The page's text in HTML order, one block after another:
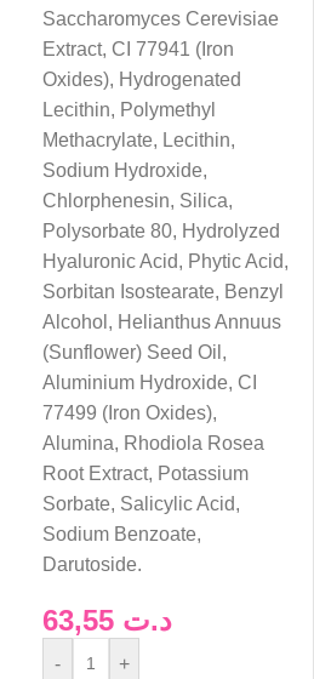
Saccharomyces Cerevisiae
Extract, CI 77941 (Iron
Oxides), Hydrogenated
Lecithin, Polymethyl
Methacrylate, Lecithin,
Sodium Hydroxide,
Chlorphenesin, Silica,
Polysorbate 80, Hydrolyzed
Hyaluronic Acid, Phytic Acid,
Sorbitan Isostearate, Benzyl
Alcohol, Helianthus Annuus
(Sunflower) Seed Oil,
Aluminium Hydroxide, CI
77499 (Iron Oxides),
Alumina, Rhodiola Rosea
Root Extract, Potassium
Sorbate, Salicylic Acid,
Sodium Benzoate,
Darutoside.
د.ت
- +